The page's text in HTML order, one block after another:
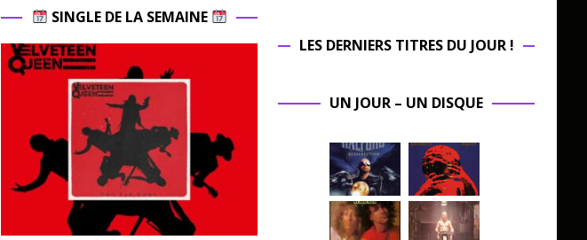
SINGLE DE LA SEMAINE
LES DERNIERS TITRES DU JOUR !
UN JOUR – UN DISQUE